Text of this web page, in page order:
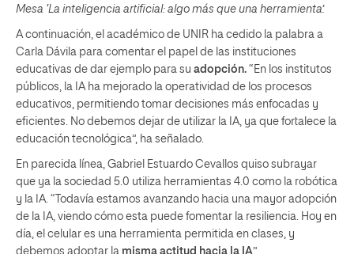
Mesa ‘La inteligencia artificial: algo más que una herramienta’.
A continuación, el académico de UNIR ha cedido la palabra a
Carla Dávila para comentar el papel de las instituciones
educativas de dar ejemplo para su adopción. “En los institutos
públicos, la IA ha mejorado la operatividad de los procesos
educativos, permitiendo tomar decisiones más enfocadas y
eficientes. No debemos dejar de utilizar la IA, ya que fortalece la
educación tecnológica”, ha señalado.
En parecida línea, Gabriel Estuardo Cevallos quiso subrayar
que ya la sociedad 5.0 utiliza herramientas 4.0 como la robótica
y la IA. “Todavía estamos avanzando hacia una mayor adopción
de la IA, viendo cómo esta puede fomentar la resiliencia. Hoy en
día, el celular es una herramienta permitida en clases, y
debemos adoptar la misma actitud hacia la IA”.